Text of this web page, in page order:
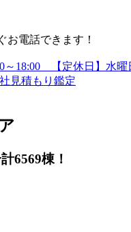
お電話できます！
～18:00 【定休日】水曜
見積もり鑑定
6569棟！